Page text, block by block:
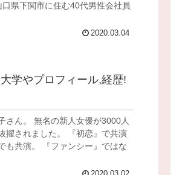
県下関市に住む40代男性会社員
2020.03.04
学やプロフィール,経歴!
さん。 無名の新人女優が3000人
擢されました。 『初恋』で共演
も共演。 『ファンシー』ではな